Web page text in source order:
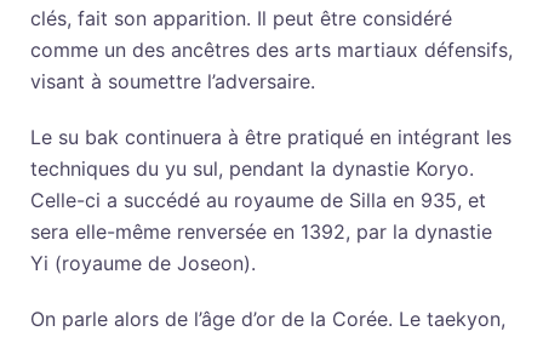
clés, fait son apparition. Il peut être considéré
comme un des ancêtres des arts martiaux défensifs,
visant à soumettre l’adversaire.
Le su bak continuera à être pratiqué en intégrant les
techniques du yu sul, pendant la dynastie Koryo.
Celle-ci a succédé au royaume de Silla en 935, et
sera elle-même renversée en 1392, par la dynastie
Yi (royaume de Joseon).
On parle alors de l’âge d’or de la Corée. Le taekyon,